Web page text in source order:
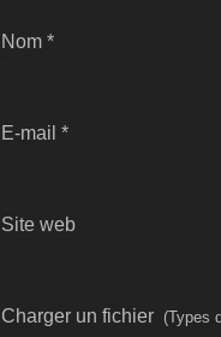
Nom *
E-mail *
Site web
Charger un fichier (Types